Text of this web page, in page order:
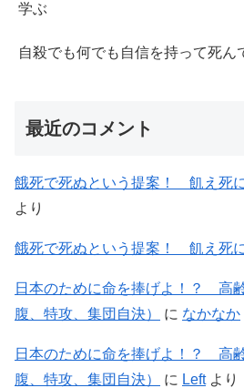
学ぶ
自殺でも何でも自信を持って死ん
最近のコメント
餓死で死ぬという提案！ 飢え死
より
餓死で死ぬという提案！ 飢え死
日本のために命を捧げよ！？ 高
腹、特攻、集団自決）
に なかなか
日本のために命を捧げよ！？ 高
腹、特攻、集団自決）
に Leftより